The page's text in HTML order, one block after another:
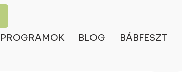
PROGRAMOK BLOG BÁBFESZT